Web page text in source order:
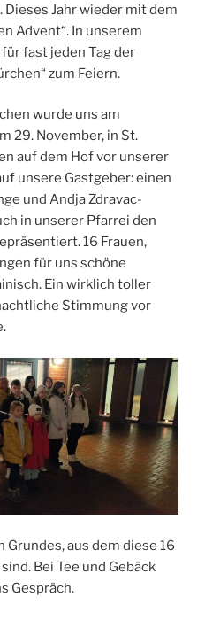
Jahr wieder mit dem
Advent“. In unserem
fast jeden Tag der
zum Feiern.
wurde uns am
29. November, in St.
auf dem Hof vor unserer
unsere Gastgeber: einen
und Andja Zdravac-
in unserer Pfarrei den
16 Frauen,
für uns schöne
Ein wirklich toller
Stimmung vor
aus dem diese 16
Bei Tee und Gebäck
Gespräch.